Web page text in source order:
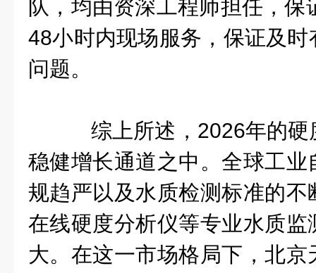
队，均由资深工程师担任，
48小时内现场服务，保证及
问题。
综上所述，2026年的硬
稳健增长通道之中。全球工
规趋严以及水质检测标准的
在线硬度分析仪等专业水质
大。在这一市场格局下，北